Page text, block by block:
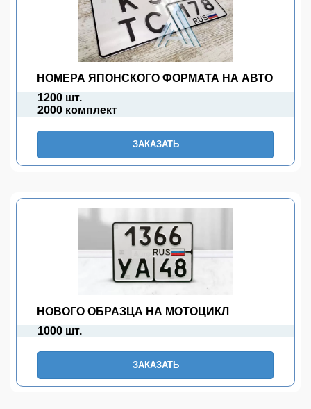
НОМЕРА ЯПОНСКОГО ФОРМАТА НА АВТО
1200 шт.
2000 комплект
ЗАКАЗАТЬ
НОВОГО ОБРАЗЦА НА МОТОЦИКЛ
1000 шт.
ЗАКАЗАТЬ